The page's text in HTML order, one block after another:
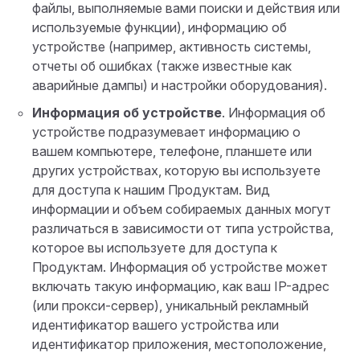
файлы, выполняемые вами поиски и действия или
используемые функции), информацию об
устройстве (например, активность системы,
отчеты об ошибках (также известные как
аварийные дампы) и настройки оборудования).
Информация об устройстве. Информация об
устройстве подразумевает ​​информацию о
вашем компьютере, телефоне, планшете или
других устройствах, которую вы используете
для доступа к нашим Продуктам. Вид
информации и объем собираемых данных могут
различаться в зависимости от типа устройства,
которое вы используете для доступа к
Продуктам. Информация об устройстве может
включать такую ​​информацию, как ваш IP-адрес
(или прокси-сервер), уникальный рекламный
идентификатор вашего устройства или
идентификатор приложения, местоположение,